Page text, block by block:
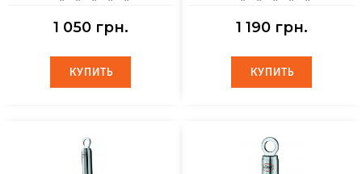
1 050 грн.
КУПИТЬ
КУПИТЬ
1 190 грн.
КУПИТЬ
КУПИТЬ